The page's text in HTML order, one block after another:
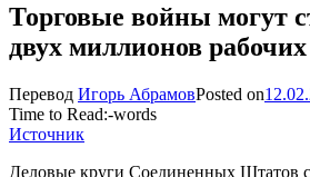
Торговые войны могут
двух миллионов
Перевод Игорь АбрамовPosted on
Time to Read:-words
Источник
Деловые круги Соединенных Штатов